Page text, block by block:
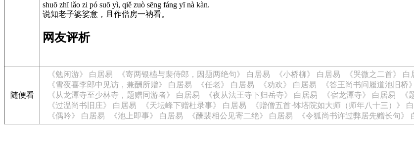
shuō zhī lǎo zi pó suō yì, qiě zuò sēng fáng yī nà kàn.
说知老子婆娑意，且作僧房一衲看。
网友评析
随便看
《勉闲游》 白居易 《寄两银榼与裴侍郎，因题两绝句》 白居易 《小桥柳》 白居易 《哭微之二首》 白
《雪夜喜李郎中见访，兼酬所赠》 白居易
《任老》 白居易 《劝欢》 白居易 《答王尚书问履道池旧桥
《从龙潭寺至少林寺，题赠同游者》 白居易
《夜从法王寺下归岳寺》 白居易 《宿龙潭寺》 白居易
《
《过温尚书旧庄》 白居易
《天坛峰下赠杜录事》 白居易 《赠僧五首·钵塔院如大师（师年八十三）》
《偶吟》 白居易
《池上即事》 白居易 《酬裴相公见寄二绝》 白居易 《令狐尚书许过弊居先赠长句》